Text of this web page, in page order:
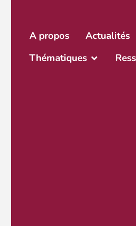
A propos Actualités
Thématiques